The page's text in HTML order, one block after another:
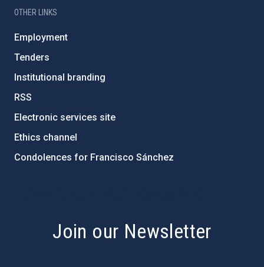
OTHER LINKS
Employment
Tenders
Institutional branding
RSS
Electronic services site
Ethics channel
Condolences for Francisco Sánchez
Join our Newsletter